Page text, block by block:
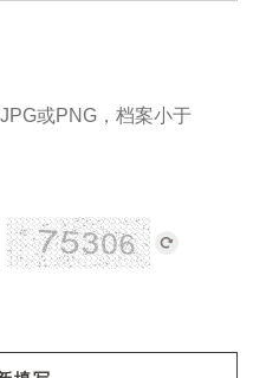
或PNG，档案小于